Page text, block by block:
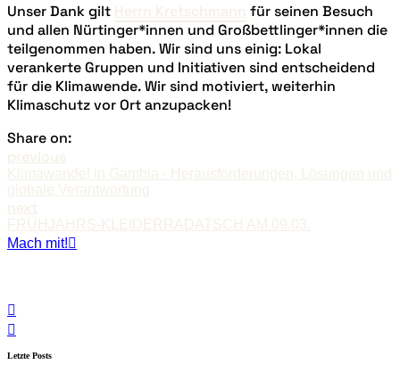
Unser Dank gilt Herrn Kretschmann für seinen Besuch
und allen Nürtinger*innen und Großbettlinger*innen die
teilgenommen haben. Wir sind uns einig: Lokal
verankerte Gruppen und Initiativen sind entscheidend
für die Klimawende. Wir sind motiviert, weiterhin
Klimaschutz vor Ort anzupacken!
Share on:
previous
Klimawandel in Gambia - Herausforderungen, Lösungen und
globale Verantwortung
next
FRÜHJAHRS-KLEIDERRADATSCH AM 09.03.
Mach mit!
Letzte Posts